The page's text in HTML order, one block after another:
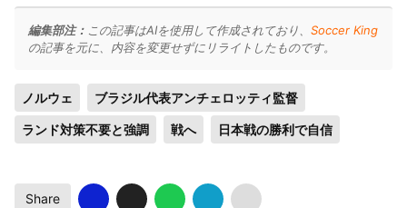
編集部注： この記事はAIを使用して作成されており、 Soccer King
の記事を元に、内容を変更せずにリライトしたものです。
ノルウェ ブラジル代表アンチェロッティ監督
ランド対策不要と強調 戦へ 日本戦の勝利で自信
Share